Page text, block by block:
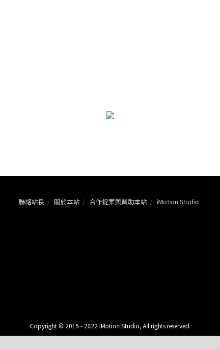
聯絡站長 關於本站 合作提案與贊助本站 iMotion Studio
Copyright © 2015 - 2022 iMotion Studio, All rights reserved.